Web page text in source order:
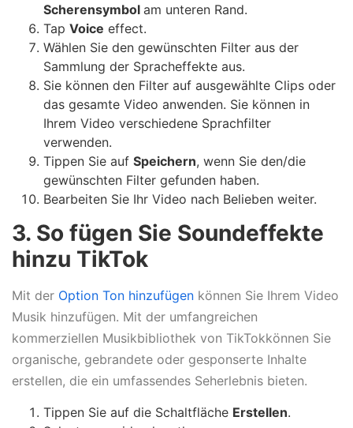
Scherensymbol am unteren Rand.
Tap Voice effect.
Wählen Sie den gewünschten Filter aus der
Sammlung der Spracheffekte aus.
Sie können den Filter auf ausgewählte Clips oder
das gesamte Video anwenden. Sie können in
Ihrem Video verschiedene Sprachfilter
verwenden.
Tippen Sie auf Speichern, wenn Sie den/die
gewünschten Filter gefunden haben.
Bearbeiten Sie Ihr Video nach Belieben weiter.
3. So fügen Sie Soundeffekte
hinzu TikTok
Mit der Option Ton hinzufügen können Sie Ihrem Video
Musik hinzufügen. Mit der umfangreichen
kommerziellen Musikbibliothek von TikTokkönnen Sie
organische, gebrandete oder gesponserte Inhalte
erstellen, die ein umfassendes Seherlebnis bieten.
Tippen Sie auf die Schaltfläche Erstellen.